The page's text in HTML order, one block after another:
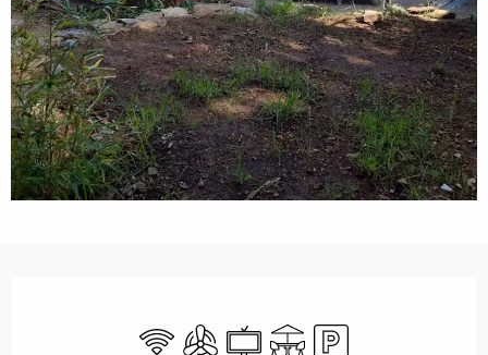
WiFi Air conditionné
TélévisionTerrasseParking